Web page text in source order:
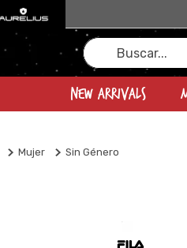
Buscar...
New Arrivals
Mujer Sin Género